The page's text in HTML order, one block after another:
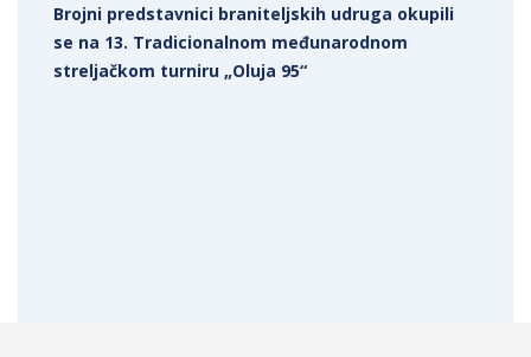
Brojni predstavnici braniteljskih udruga okupili
se na 13. Tradicionalnom međunarodnom
streljačkom turniru „Oluja 95“